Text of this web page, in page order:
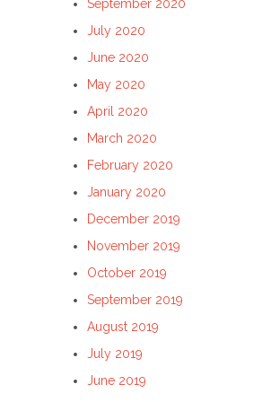
September 2020
July 2020
June 2020
May 2020
April 2020
March 2020
February 2020
January 2020
December 2019
November 2019
October 2019
September 2019
August 2019
July 2019
June 2019